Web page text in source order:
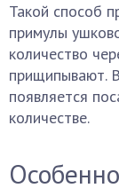
Такой способ
примулы
количество
прищипывают.
появляется
количестве.